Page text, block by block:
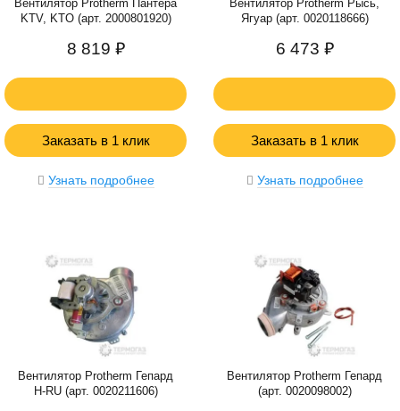
Вентилятор Protherm Пантера
KTV, KTO (арт. 2000801920)
8 819 ₽
Заказать в 1 клик
Узнать подробнее
Вентилятор Protherm Рысь,
Ягуар (арт. 0020118666)
6 473 ₽
Заказать в 1 клик
Узнать подробнее
Вентилятор Protherm Гепард
H-RU (арт. 0020211606)
Вентилятор Protherm Гепард
(арт. 0020098002)